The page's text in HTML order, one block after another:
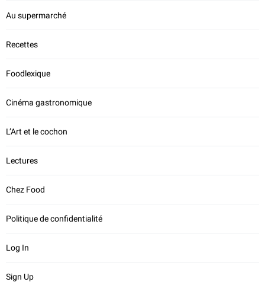
Au supermarché
Recettes
Foodlexique
Cinéma gastronomique
L’Art et le cochon
Lectures
Chez Food
Politique de confidentialité
Log In
Sign Up